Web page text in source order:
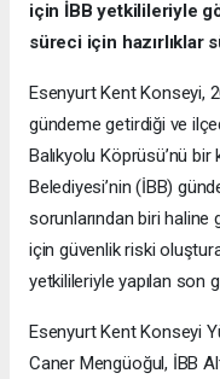
için İBB yetkilileriyle
süreci için hazırlıklar
Esenyurt Kent Konseyi,
gündeme getirdiği ve
Balıkyolu Köprüsü’nü
Belediyesi’nin (İBB)
sorunlarından biri
için güvenlik riski
yetkilileriyle yapılan son
Esenyurt Kent Konseyi
Caner Mengüoğul, İBB